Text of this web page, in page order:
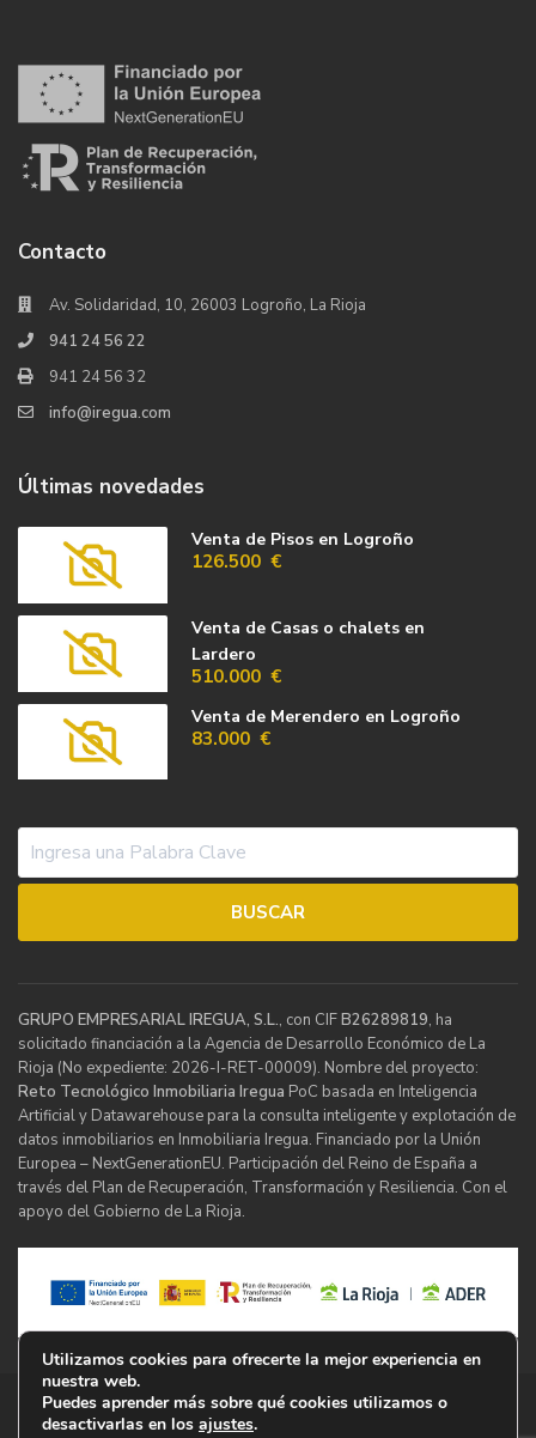
Contacto
Av. Solidaridad, 10, 26003 Logroño, La Rioja
941 24 56 22
941 24 56 32
info@iregua.com
Últimas novedades
Venta de Pisos en Logroño
126.500 €
Venta de Casas o chalets en
Lardero
510.000 €
Venta de Merendero en Logroño
83.000 €
GRUPO EMPRESARIAL IREGUA, S.L., con CIFB26289819, ha
solicitado financiación a la Agencia de Desarrollo Económico de La
Rioja (No expediente: 2026-I-RET-00009). Nombre del proyecto:
Reto Tecnológico Inmobiliaria Iregua PoC basada en Inteligencia
Artificial y Datawarehouse para la consulta inteligente y explotación de
datos inmobiliarios en Inmobiliaria Iregua. Financiado por la Unión
Europea – NextGenerationEU. Participación del Reino de España a
través del Plan de Recuperación, Transformación y Resiliencia. Con el
apoyo del Gobierno de La Rioja.
© Inmobiliaria Iregua
Utilizamos cookies para ofrecerte la mejor experiencia en
nuestra web.
Puedes aprender más sobre qué cookies utilizamos o
desactivarlas en los ajustes.